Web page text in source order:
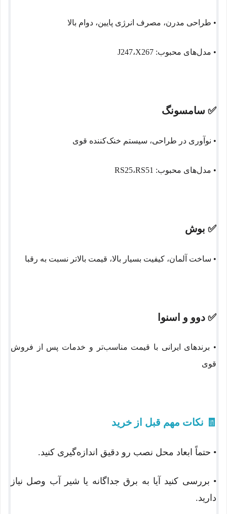
• طراحی مدرن، مصرف انرژی پایین، دوام بالا
• مدل‌های محبوب: X267،J247
✅سامسونگ
• نوآوری در طراحی، سیستم خنک‌کننده قوی
• مدل‌های محبوب: RS51،RS25
✅بوش
• ساخت آلمان، کیفیت بسیار بالا، قیمت بالاتر نسبت به رقبا
✅دوو و اسنوا
• برندهای ایرانی با قیمت مناسب‌تر و خدمات پس از فروش
قوی
🧾 نکات مهم قبل از خرید
• حتماً ابعاد محل نصب رو دقیق اندازه‌گیری کنید.
• بررسی کنید آیا به برق جداگانه یا شیر آب وصل نیاز
دارید.